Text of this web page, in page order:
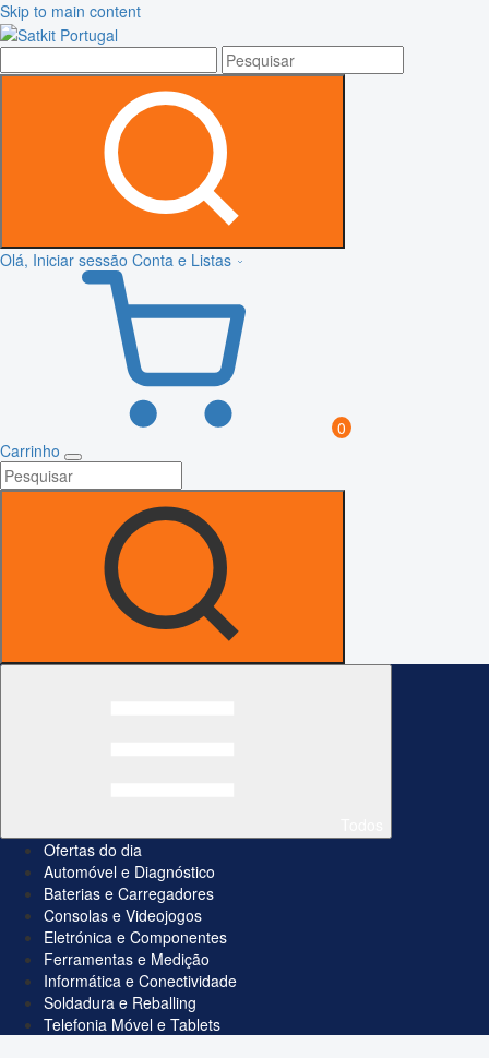
Skip to main content
Olá, Iniciar sessão Conta e Listas
0
Carrinho
Ofertas do dia
Automóvel e Diagnóstico
Baterias e Carregadores
Consolas e Videojogos
Eletrónica e Componentes
Ferramentas e Medição
Informática e Conectividade
Soldadura e Reballing
Telefonia Móvel e Tablets